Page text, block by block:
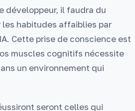
développeur, il faudra du
habitudes affaiblies par
Cette prise de conscience est
muscles cognitifs nécessite
un environnement qui
seront celles qui